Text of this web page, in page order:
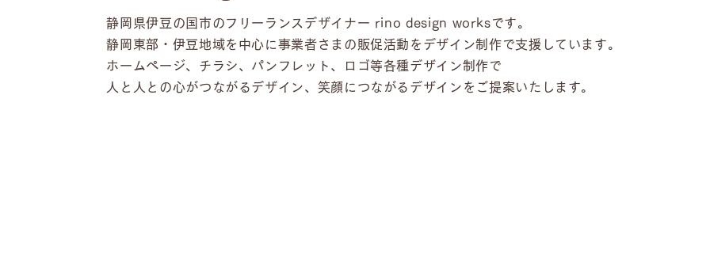
静岡県伊豆の国市のフリーランスデザイナー rino design worksです。
静岡東部・伊豆地域を中心に事業者さまの販促活動をデザイン制作で支援しています。
ホームページ、チラシ、パンフレット、ロゴ等各種デザイン制作で
人と人との心がつながるデザイン、笑顔につながるデザインをご提案いたします。